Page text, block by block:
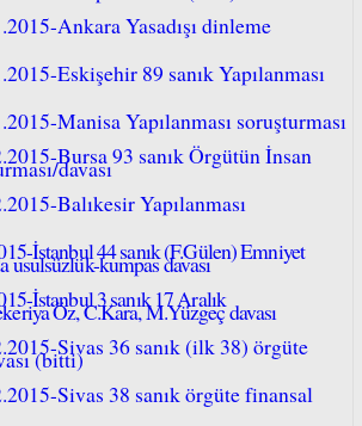
Ankara Yasadışı dinleme
Eskişehir 89 sanık Yapılanması
Manisa Yapılanması soruşturması
Bursa 93 sanık Örgütün İnsan
davası
Balıkesir Yapılanması
İstanbul 44 sanık (F.Gülen) Emniyet
usulsüzlük-kumpas davası
İstanbul 3 sanık 17 Aralık
Öz, C.Kara, M.Yüzgeç davası
Sivas 36 sanık (ilk 38) örgüte
(bitti)
Sivas 38 sanık örgüte finansal